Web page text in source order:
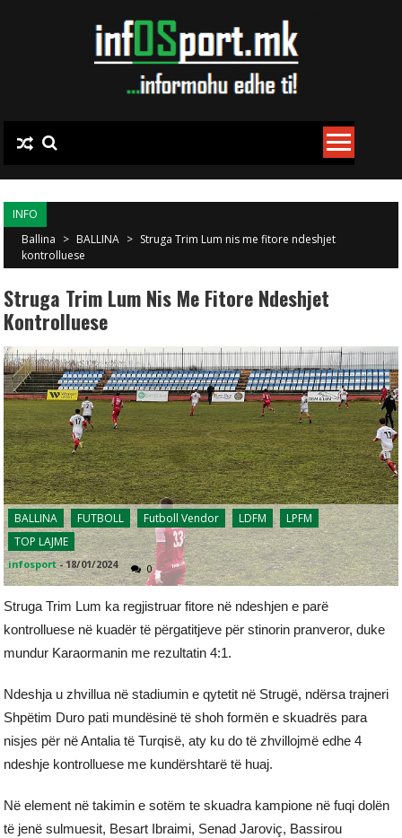
INFO
Ballina > BALLINA > Struga Trim Lum nis me fitore ndeshjet
kontrolluese
Struga Trim Lum Nis Me Fitore Ndeshjet
Kontrolluese
BALLINA FUTBOLL Futboll Vendor LDFM
LPFM
TOP LAJME
infosport -18/01/2024 0
Struga Trim Lum ka regjistruar fitore në ndeshjen e parë
kontrolluese në kuadër të përgatitjeve për stinorin pranveror, duke
mundur Karaormanin me rezultatin 4:1.
Ndeshja u zhvillua në stadiumin e qytetit në Strugë, ndërsa trajneri
Shpëtim Duro pati mundësinë të shoh formën e skuadrës para
nisjes për në Antalia të Turqisë, aty ku do të zhvillojmë edhe 4
ndeshje kontrolluese me kundërshtarë të huaj.
Në element në takimin e sotëm te skuadra kampione në fuqi dolën
të jenë sulmuesit, Besart Ibraimi, Senad Jaroviç, Bassirou